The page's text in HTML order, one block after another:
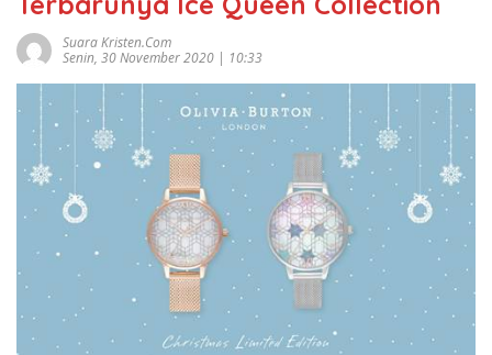
Suara Kristen.com
Senin, 30 November 2020 | 10:33